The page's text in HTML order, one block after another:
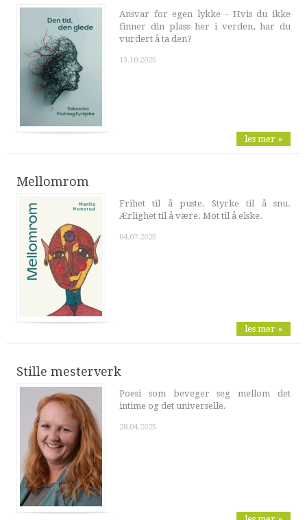
Ansvar for egen lykke - Hvis du ikke
finner din plass her i verden, har du
vurdert å ta den?
13.10.2025
les mer »
Mellomrom
Frihet til å puste. Styrke til å snu.
Ærlighet til å være. Mot til å elske.
04.07.2025
les mer »
Stille mesterverk
Poesi som beveger seg mellom det
intime og det universelle.
28.04.2025